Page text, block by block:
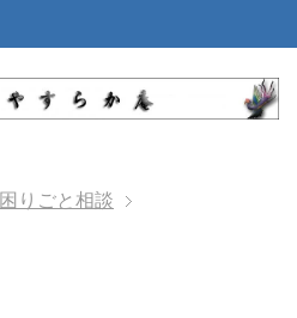
困りごと相談